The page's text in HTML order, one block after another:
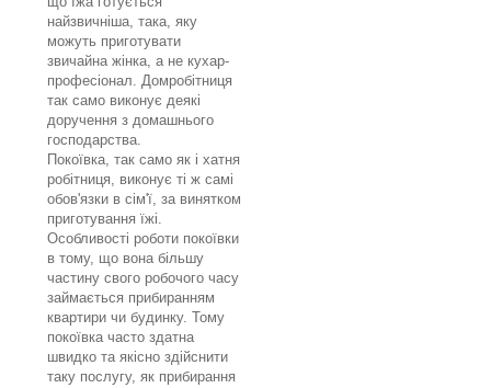
найзвичніша, така, яку
можуть приготувати
звичайна жінка, а не кухар-
професіонал. Домробітниця
так само виконує деякі
доручення з домашнього
господарства.
Покоївка, так само як і хатня
робітниця, виконує ті ж самі
обов'язки в сім'ї, за винятком
приготування їжі.
Особливості роботи покоївки
в тому, що вона більшу
частину свого робочого часу
займається прибиранням
квартири чи будинку. Тому
покоївка часто здатна
швидко та якісно здійснити
таку послугу, як прибирання